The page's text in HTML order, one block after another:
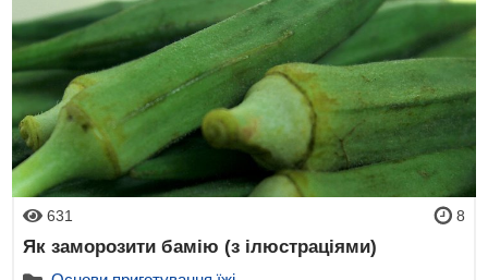
631 8
Як заморозити бамію (з ілюстраціями)